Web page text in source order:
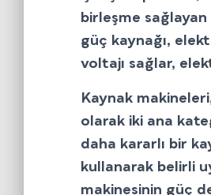
birleşme sağlayan
güç kaynağı,
voltajı sağlar,
Kaynak
olarak iki ana
daha kararlı bir
kullanarak belirli
makinesinin güç